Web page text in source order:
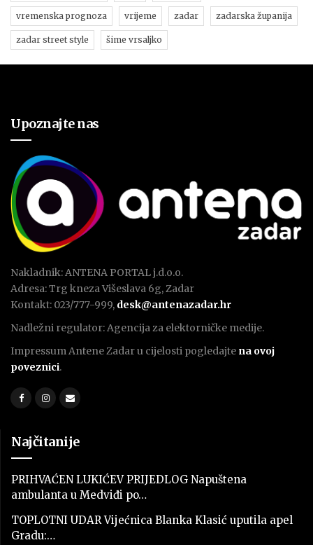
vremenska prognoza vrijeme zadar zadarska županija
zadar street style šime vrsaljko
Upoznajte nas
Nakladnik: ANTENA PORTAL j.d.o.o.
Adresa: Trg kneza Višeslava 6g, Zadar
Kontakt: 023/777-999, desk@antenazadar.hr
Nadležni regulator: Agencija za elektorničke medije.
Impressum Antene Zadar u cijelosti pogledajte na ovoj
poveznici.
Najčitanije
PRIHVAĆEN LUKIĆEV PRIJEDLOG Napuštena
ambulanta u Medviđi po…
TOPLOTNI UDAR Vijećnica Blanka Klasić uputila apel
Gradu:…